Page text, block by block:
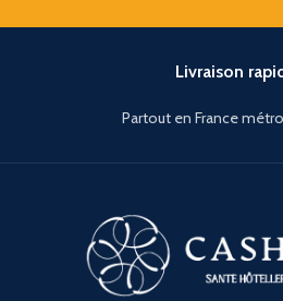
Livraison
Partout en France